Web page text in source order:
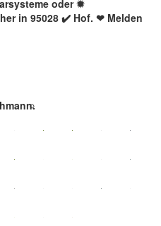
oder ✹
in 95028 ✔️ Hof. ❤ Melden